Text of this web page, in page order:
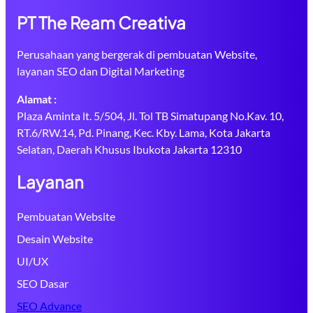
PT The Ream Creativa
Perusahaan yang bergerak di pembuatan Website,
layanan SEO dan Digital Marketing
Alamat :
Plaza Aminta lt. 5/504, Jl. Tol TB Simatupang No.Kav. 10,
RT.6/RW.14, Pd. Pinang, Kec. Kby. Lama, Kota Jakarta
Selatan, Daerah Khusus Ibukota Jakarta 12310
Layanan
Pembuatan Website
Desain Website
UI/UX
SEO Dasar
SEO Advance